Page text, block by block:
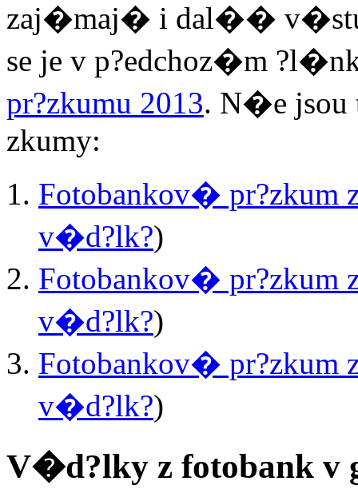
zaj�maj� i dal��
se je v p?edchoz�m
pr?zkumu 2013. N�e jsou
zkumy:
Fotobankov� pr?zkum
v�d?lk?)
Fotobankov� pr?zkum
v�d?lk?)
Fotobankov� pr?zkum
v�d?lk?)
V�d?lky z fotobank v